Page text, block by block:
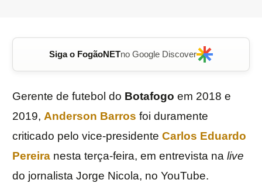
Siga o FogãoNETno Google Discover
Gerente de futebol do Botafogo em 2018 e
2019, Anderson Barros foi duramente
criticado pelo vice-presidente Carlos Eduardo
Pereira nesta terça-feira, em entrevista na live
do jornalista Jorge Nicola, no YouTube.